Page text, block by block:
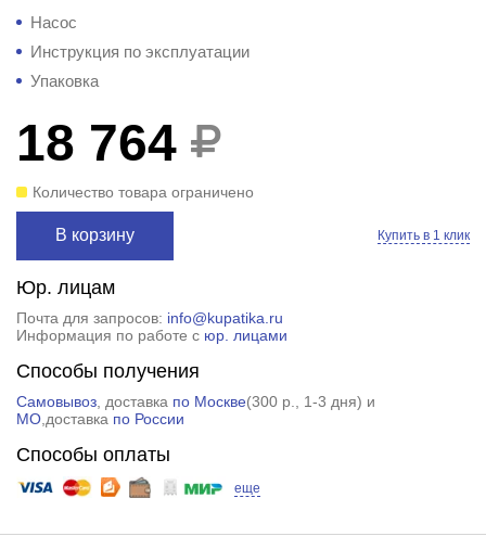
Насос
Инструкция по эксплуатации
Упаковка
18 764
Количество товара ограничено
В корзину Купить в 1 клик
Юр. лицам
Почта для запросов: info@kupatika.ru
Информация по работе с юр. лицами
Способы получения
Самовывоз, доставка по Москве(300 р.
, 1-3 дня) и
МО,доставка по России
Способы оплаты
еще